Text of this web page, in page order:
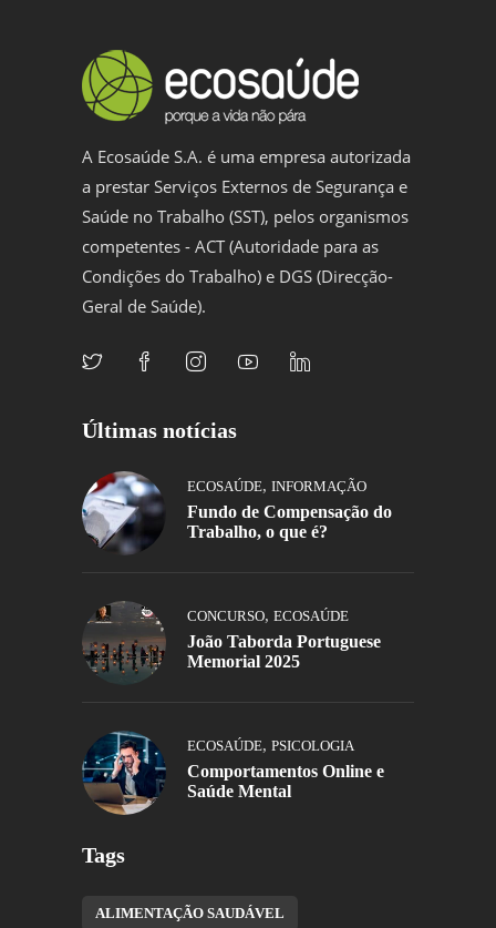
A Ecosaúde S.A. é uma empresa autorizada
a prestar Serviços Externos de Segurança e
Saúde no Trabalho (SST), pelos organismos
competentes - ACT (Autoridade para as
Condições do Trabalho) e DGS (Direcção-
Geral de Saúde).
Últimas notícias
ECOSAÚDE, INFORMAÇÃO
Fundo de Compensação do
Trabalho, o que é?
CONCURSO, ECOSAÚDE
João Taborda Portuguese
Memorial 2025
ECOSAÚDE, PSICOLOGIA
Comportamentos Online e
Saúde Mental
Tags
ALIMENTAÇÃO SAUDÁVEL